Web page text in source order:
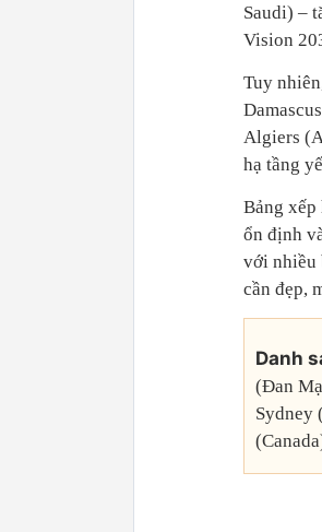
Saudi) –
Vision
Tuy
Algiers
hạ tầng
Bảng xếp
ổn định
với nhiều
cần đẹp,
Danh
(Đan
Sydney